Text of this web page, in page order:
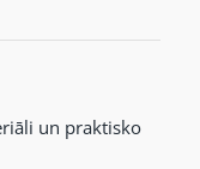
un praktisko